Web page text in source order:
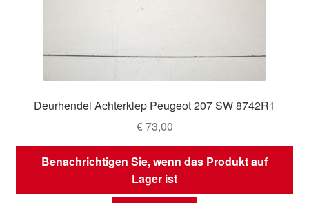
Deurhendel Achterklep Peugeot 207 SW 8742R1
€73,00
Benachrichtigen Sie, wenn das Produkt auf
Lager ist